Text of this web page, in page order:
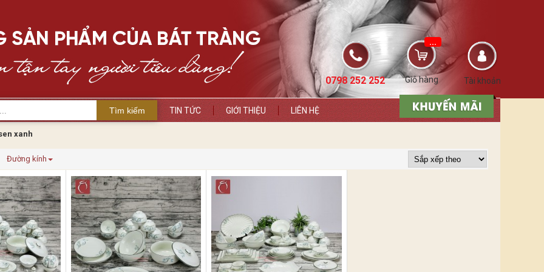
Tài khoản
Giỏ hàng
...
0798 252 252
Tìm kiếm TIN TỨC GIỚI THIỆU LIÊN HỆ
xanh
Đường kính